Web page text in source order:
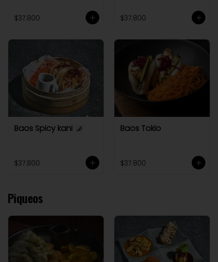
$37.800 $37.800
Baos Spicy kani
$37.800
Baos Tokio
$37.800
Piqueos